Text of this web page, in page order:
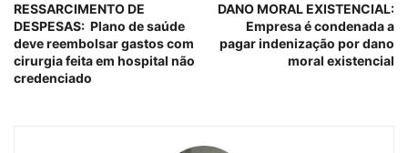
RESSARCIMENTO DE
DESPESAS: Plano de saúde
deve reembolsar gastos com
cirurgia feita em hospital não
credenciado
DANO MORAL EXISTENCIAL:
Empresa é condenada a
pagar indenização por dano
moral existencial